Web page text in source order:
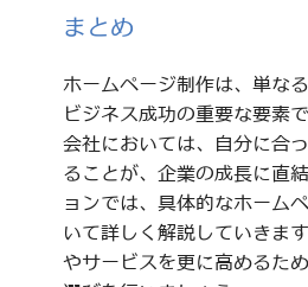
まとめ
ホームページ制作は、単な
ビジネス成功の重要な要素
会社においては、自分に合
ることが、企業の成長に直
ョンでは、具体的なホーム
いて詳しく解説していきま
やサービスを更に高めるた